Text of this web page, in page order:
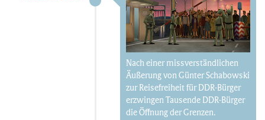
Nach einer miss­verständlichen
Äußerung von Günter Schabowski
zur Reise­freiheit für DDR-Bürger
erzwingen Tausende DDR-Bürger
die Öffnung der Grenzen.